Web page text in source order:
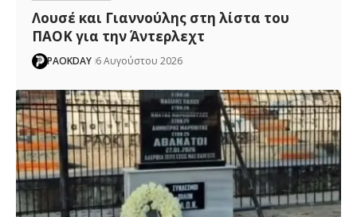
Λουσέ και Γιαννούλης στη λίστα του
ΠΑΟΚ για την Άντερλεχτ
PAOKDAY 6 Αυγούστου 2026